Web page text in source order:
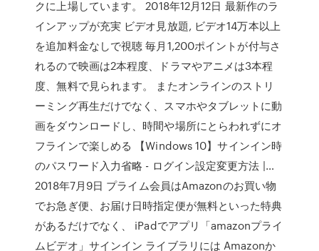
クに上場しています。 2018年12月12日 最新作のラ
インアップが充実 ビデオ見放題, ビデオ14万本以上
を追加料金なしで視聴 毎月1,200ポイントが付与さ
れるので映画は2本程度、ドラマやアニメは3本程
度、無料で見られます。 またオンラインのストリ
ーミング再生だけでなく、スマホやタブレットに動
画をダウンロードし、時間や場所にとらわれずにオ
フラインで楽しめる 【Windows 10】サインイン時
のパスワード入力省略 - ログイン設定変更方法 |…
2018年7月9日 プライム会員はAmazonのお買い物
でお急ぎ便、お届け日時指定便が無料といった特典
があるだけでなく、 iPadでアプリ「amazonプライ
ムビデオ」サインイン ライブラリには Amazonか